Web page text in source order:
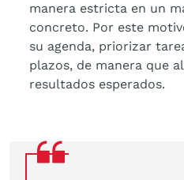
manera estricta en un
concreto. Por este
su agenda, priorizar
plazos, de manera que
resultados esperados.